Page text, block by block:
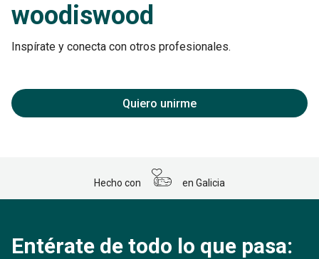
woodiswood
Inspírate y conecta con otros profesionales.
Quiero unirme
Hecho con en Galicia
Entérate de todo lo que pasa: